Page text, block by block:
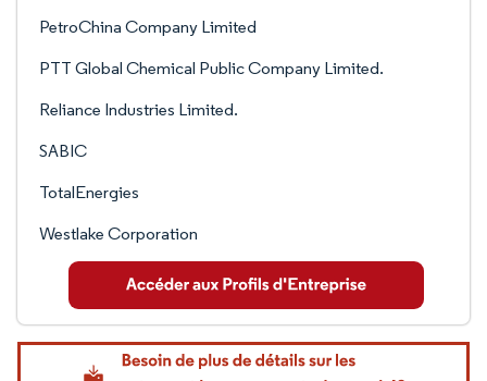
PetroChina Company Limited
PTT Global Chemical Public Company Limited.
Reliance Industries Limited.
SABIC
TotalEnergies
Westlake Corporation